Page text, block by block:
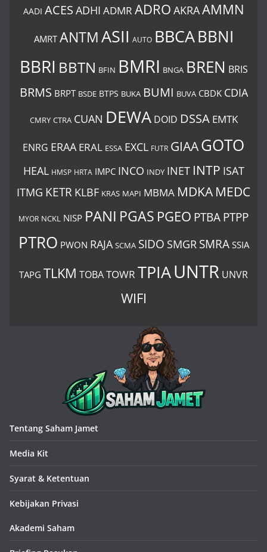
AADI ACES ADHI ADMR ADRO AKRAAMMN
AMRT ANTMASII AUTO BBCABBNI
BBRI BBTN BFIN BMRI BNGA BREN BRIS
BRMS BRPT BSDE BTPS BUKA BUMI BUVA CBDK CDIA
CMRY CTRA CUAN DEWA DOID DSSA EMTK
ENRG ERAA ERAL ESSA EXCL FUTR GIAAGOTO
HEAL HMSP HRTA IMPC INCO INDY INET INTP ISAT
ITMG KETR KLBF KRAS MAPI MBMA MDKA MEDC
MYOR NCKL NISP PANI PGAS PGEO PTBAPTPP
PTRO PWON RAJA SCMA SIDO SMGR SMRA SSIA
TAPG TLKM TOBATOWR TPIAUNTR UNVR
WIFI
Tentang Saham Jamet
Media Kit
Syarat & Ketentuan
Kebijakan Privasi
Akademi Saham